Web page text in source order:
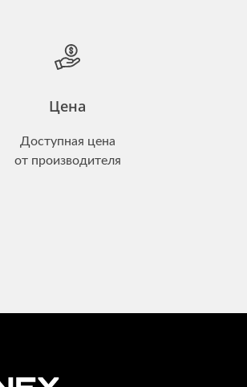
Цена
Доступная цена
от производителя